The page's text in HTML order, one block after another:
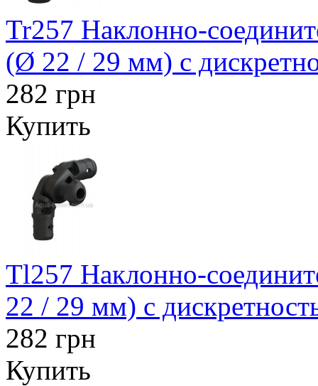
Tr257 Наклонно-
(Ø 22 / 29 мм) с
282 грн
Купить
Tl257 Наклонно-
22 / 29 мм) с
282 грн
Купить